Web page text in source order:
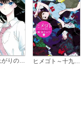
恋は雨上がりのように